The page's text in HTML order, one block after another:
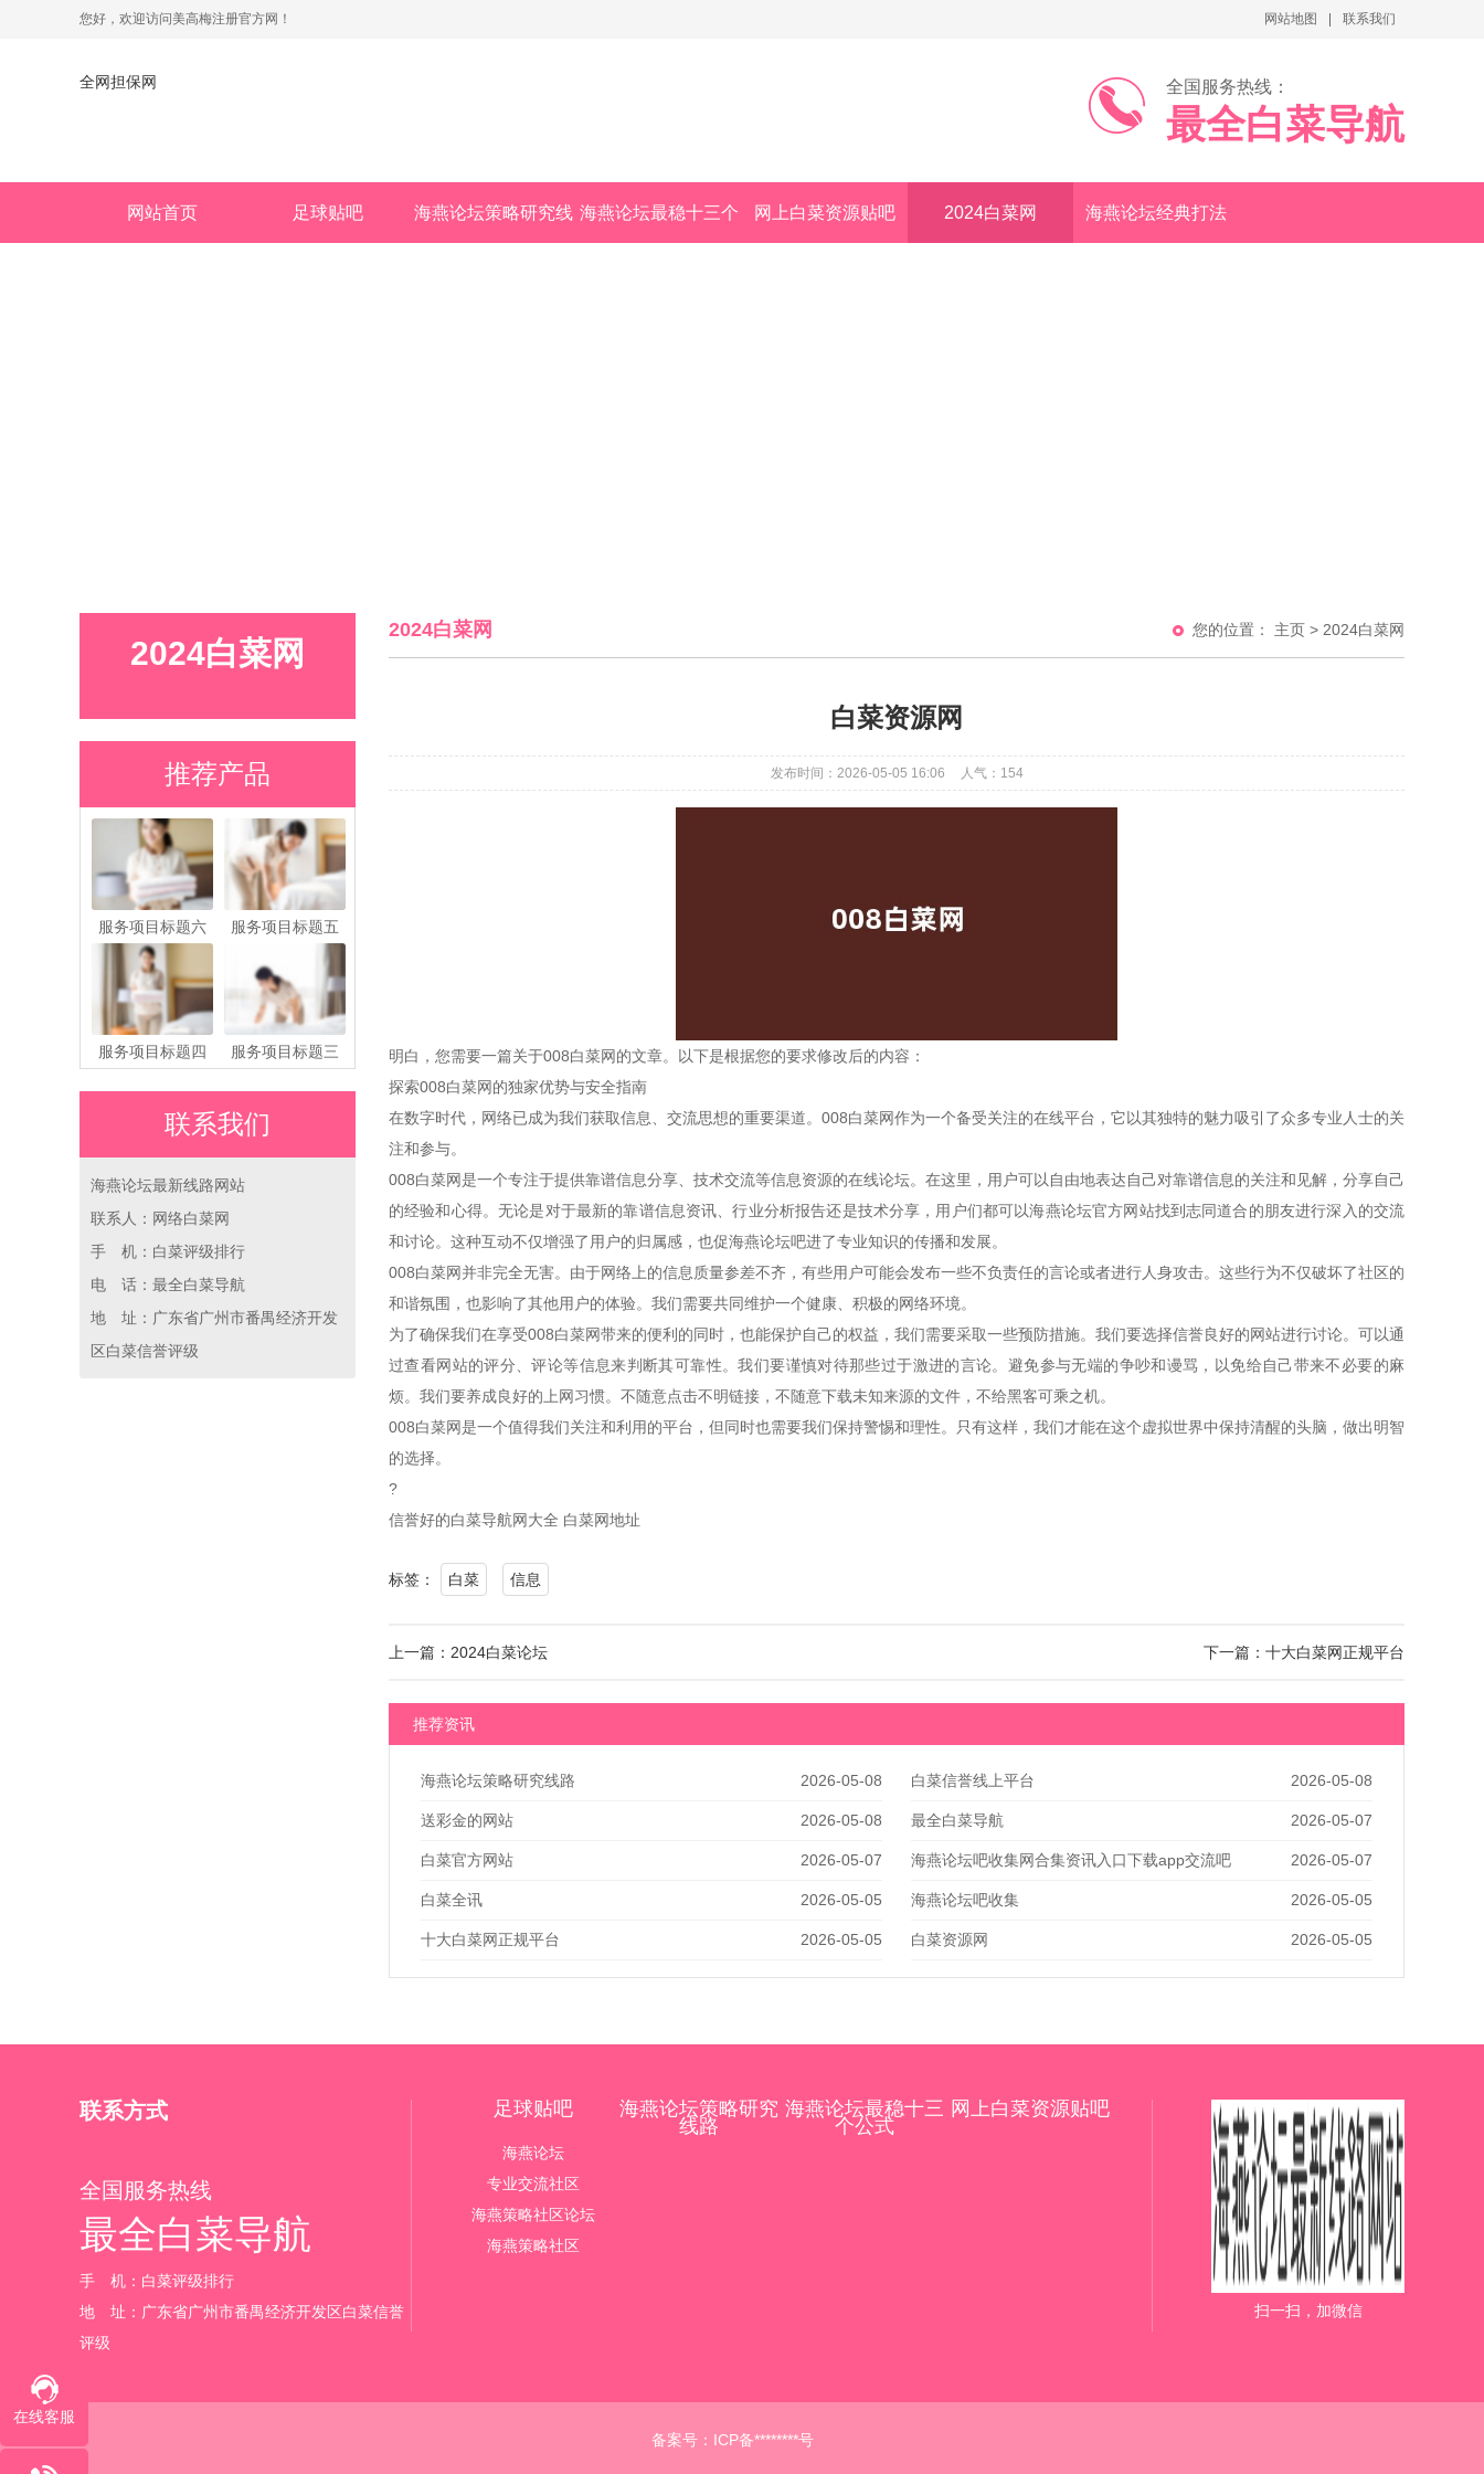
您好，欢迎访问美高梅注册官方网！ 网站地图 联系我们
全网担保网 全国服务热线：
最全白菜导航
网站首页 足球贴吧 海燕论坛策略研究线 海燕论坛最稳十三个 网上白菜资源贴吧 2024白菜网 海燕论坛经典打法
2024白菜网
推荐产品
服务项目标题六 服务项目标题五
服务项目标题四 服务项目标题三
联系我们
海燕论坛最新线路网站
联系人：网络白菜网
手 机：白菜评级排行
电 话：最全白菜导航
地 址：广东省广州市番禺经济开发
区白菜信誉评级
2024白菜网 您的位置： 主页 > 2024白菜网
白菜资源网
发布时间：2026-05-05 16:06 人气： 154
明白，您需要一篇关于008白菜网的文章。以下是根据您的要求修改后的内容：
探索008白菜网的独家优势与安全指南
在数字时代，网络已成为我们获取信息、交流思想的重要渠道。008白菜网作为一个备受关注的在线平台，它以其独特的魅力吸引了众多专业人士的关
注和参与。
008白菜网是一个专注于提供靠谱信息分享、技术交流等信息资源的在线论坛。在这里，用户可以自由地表达自己对靠谱信息的关注和见解，分享自己
的经验和心得。无论是对于最新的靠谱信息资讯、行业分析报告还是技术分享，用户们都可以海燕论坛官方网站找到志同道合的朋友进行深入的交流
和讨论。这种互动不仅增强了用户的归属感，也促海燕论坛吧进了专业知识的传播和发展。
008白菜网并非完全无害。由于网络上的信息质量参差不齐，有些用户可能会发布一些不负责任的言论或者进行人身攻击。这些行为不仅破坏了社区的
和谐氛围，也影响了其他用户的体验。我们需要共同维护一个健康、积极的网络环境。
为了确保我们在享受008白菜网带来的便利的同时，也能保护自己的权益，我们需要采取一些预防措施。我们要选择信誉良好的网站进行讨论。可以通
过查看网站的评分、评论等信息来判断其可靠性。我们要谨慎对待那些过于激进的言论。避免参与无端的争吵和谩骂，以免给自己带来不必要的麻
烦。我们要养成良好的上网习惯。不随意点击不明链接，不随意下载未知来源的文件，不给黑客可乘之机。
008白菜网是一个值得我们关注和利用的平台，但同时也需要我们保持警惕和理性。只有这样，我们才能在这个虚拟世界中保持清醒的头脑，做出明智
的选择。
?
信誉好的白菜导航网大全 白菜网地址
标签： 白菜 信息
上一篇：2024白菜论坛 下一篇：十大白菜网正规平台
推荐资讯
2026-05-08
海燕论坛策略研究线路 2026-05-08
白菜信誉线上平台
2026-05-08
送彩金的网站 2026-05-07
最全白菜导航
2026-05-07
白菜官方网站 2026-05-07
海燕论坛吧收集网合集资讯入口下载app交流吧
2026-05-05
白菜全讯 2026-05-05
海燕论坛吧收集
2026-05-05
十大白菜网正规平台 2026-05-05
白菜资源网
联系方式
全国服务热线
最全白菜导航
手 机：白菜评级排行‬
地 址：广东省广州市番禺经济开发区白菜信誉
评级
足球贴吧
海燕论坛
专业交流社区
海燕策略社区论坛
海燕策略社区
海燕论坛策略研究
线路
海燕论坛最稳十三
个公式
网上白菜资源贴吧
扫一扫，加微信
备案号： ICP备********号
在线客服